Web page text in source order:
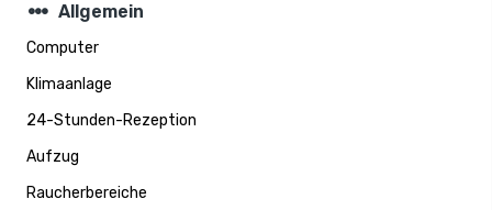
steppers Allgemein
Computer
Klimaanlage
24-Stunden-Rezeption
Aufzug
Raucherbereiche